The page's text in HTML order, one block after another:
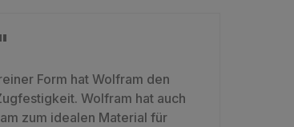
Form hat Wolfram den
Wolfram hat auch
zum idealen Material für